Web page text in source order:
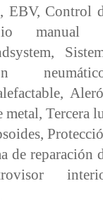
EBV, Control
manual
metal, Tercera
de reparación